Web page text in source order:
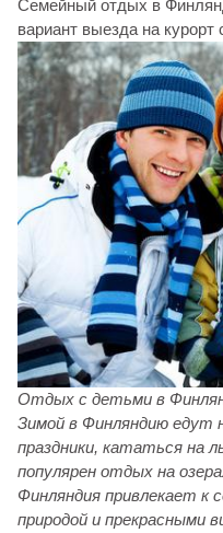
Семейный отдых в
вариант выезда на курорт
Отдых с детьми в
Зимой в Финляндию едут
праздники, кататься на
популярен отдых на
Финляндия привлекает к
природой и прекрасными